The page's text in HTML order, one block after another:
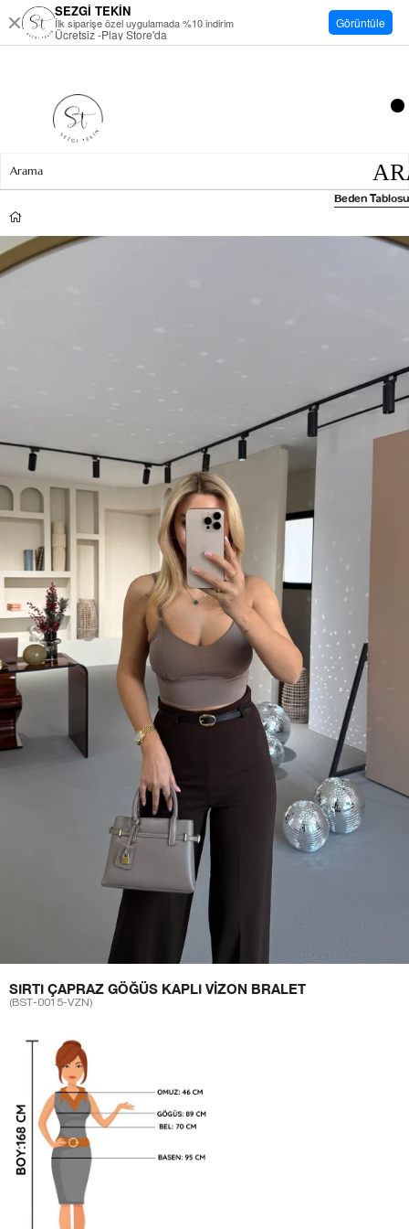
SIRTI ÇAPRAZ GÖĞÜS KAPLI VIZON BRALET
(BST-0015-VZN)
Beden Tablosu
SEZGİ TEKİN
İlk siparişe özel uygulamada %10 indirim
Ücretsiz -Play Store'da
Görüntüle